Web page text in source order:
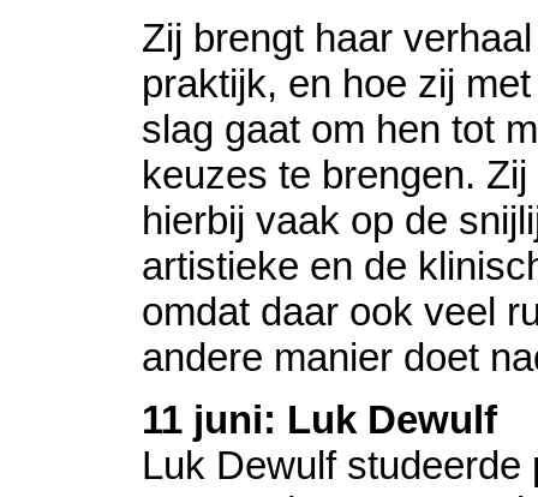
Zij brengt haar
praktijk, en hoe zij
slag gaat om hen tot
keuzes te brengen.
hierbij vaak op de
artistieke en de
omdat daar ook veel
andere manier doet
11 juni: Luk Dewulf
Luk Dewulf studeerde